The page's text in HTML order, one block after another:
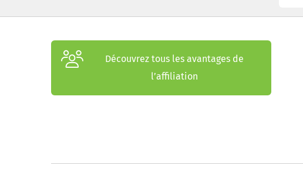
Découvrez tous les avantages de
l’affiliation